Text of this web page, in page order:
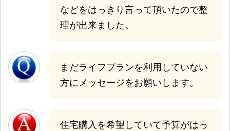
などをはっきり言って頂いたので整
理が出来ました。
まだライフプランを利用していない
方にメッセージをお願いします。
住宅購入を希望していて予算がはっ